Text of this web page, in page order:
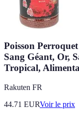
Poisson
Sang Géant, Or,
Tropical,
Rakuten FR
44.71 EURVoir le prix